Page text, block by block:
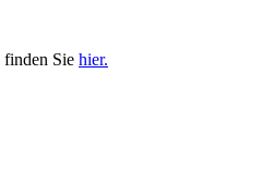
finden Sie hier.